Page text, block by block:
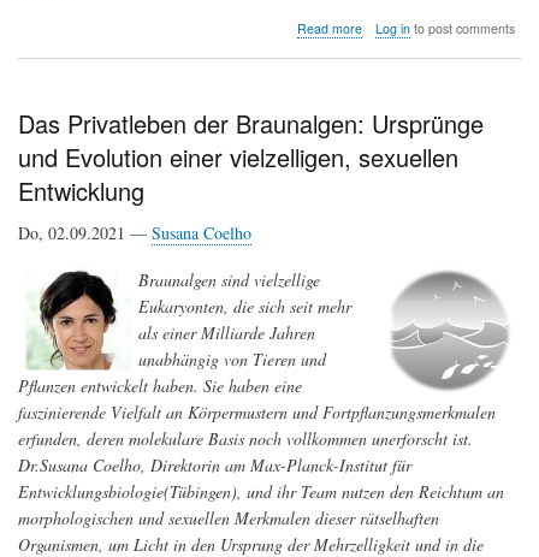
Read moreabout
Log into post comments
Das Privatleben der Braunalgen: Ursprünge
und Evolution einer vielzelligen, sexuellen
Entwicklung
Do, 02.09.2021 — Susana Coelho
Braunalgen sind vielzellige
Eukaryonten, die sich seit mehr
als einer Milliarde Jahren
unabhängig von Tieren und
Pflanzen entwickelt haben. Sie haben eine
faszinierende Vielfalt an Körpermustern und Fortpflanzungsmerkmalen
erfunden, deren molekulare Basis noch vollkommen unerforscht ist.
Dr.Susana Coelho, Direktorin am Max-Planck-Institut für
Entwicklungsbiologie(Tübingen), und ihr Team nutzen den Reichtum an
morphologischen und sexuellen Merkmalen dieser rätselhaften
Organismen, um Licht in den Ursprung der Mehrzelligkeit und in die